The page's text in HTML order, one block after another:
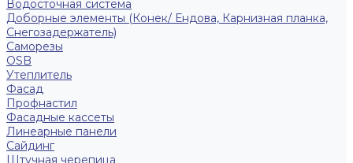
Водосточная система
Доборные элементы (Конек/ Ендова, Карнизная планка,
Снегозадержатель)
Саморезы
ОSB
Утеплитель
Фасад
Профнастил
Фасадные кассеты
Линеарные панели
Сайдинг
Штучная черепица